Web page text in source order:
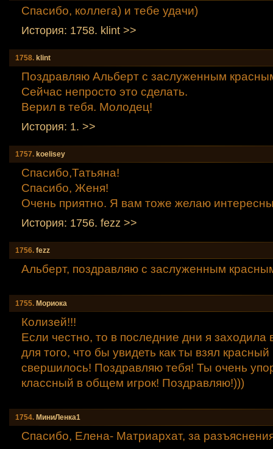
Спасибо, коллега) и тебе удачи)
История: 1758. klint >>
1758. klint
Поздравляю Альберт с заслуженным
Сейчас непросто это сделать.
Верил в тебя. Молодец!
История: 1. >>
1757. koelisey
Спасибо,Татьяна!
Спасибо, Женя!
Очень приятно. Я вам тоже желаю
История: 1756. fezz >>
1756. fezz
Альберт, поздравляю с заслуженным
1755. Мориокa
Колизей!!!
Если честно, то в последние дни я заходила
для того, что бы увидеть как ты взял красный
свершилось! Поздравляю тебя! Ты очень
классный в общем игрок! Поздравляю!)))
1754. МиниЛенка1
Спасибо, Елена- Матриархат, за